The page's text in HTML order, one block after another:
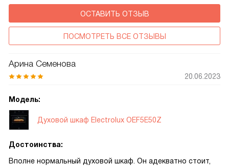
ОСТАВИТЬ ОТЗЫВ
ПОСМОТРЕТЬ ВСЕ ОТЗЫВЫ
Арина Семенова
20.06.2023
Модель:
Духовой шкаф Electrolux OEF5E50Z
Достоинства:
Вполне нормальный духовой шкаф. Он адекватно стоит,